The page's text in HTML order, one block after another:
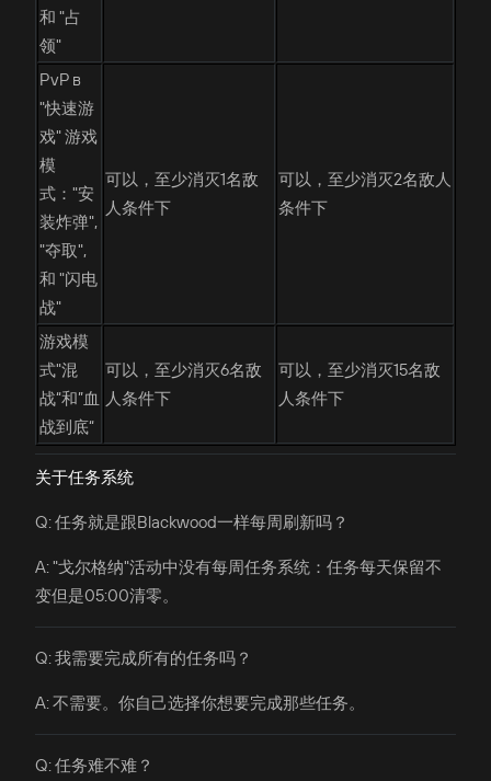
和 "占
领"
PvP в
"快速游
戏" 游戏
模
式："安
装炸弹",
"夺取",
和 "闪电
战"
可以，至少消灭1名敌
人条件下
可以，至少消灭2名敌人
条件下
游戏模
式"混
战“和”血
战到底“
可以，至少消灭6名敌
人条件下
可以，至少消灭15名敌
人条件下
关于任务系统
Q: 任务就是跟Blackwood一样每周刷新吗？
A: "戈尔格纳"活动中没有每周任务系统：任务每天保留不
变但是05:00清零。
Q: 我需要完成所有的任务吗？
A: 不需要。你自己选择你想要完成那些任务。
Q: 任务难不难？